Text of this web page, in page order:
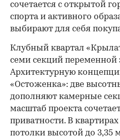
сочетается с открытой
спорта и активного
выбирают для себя
Клубный квартал
семи секций переменной
Архитектурную
«Остоженка»: две
дополняют камерные
масштаб проекта
приватности. В
потолки высотой до 3,35